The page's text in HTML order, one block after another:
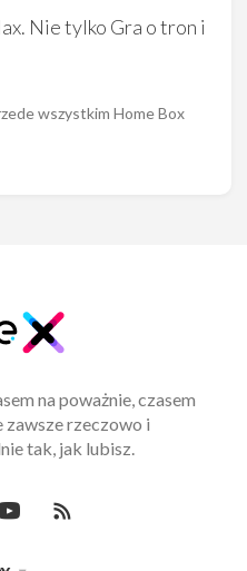
Nie tylko Gra o tron i
wszystkim Home Box
na poważnie, czasem
zawsze rzeczowo i
tak, jak lubisz.